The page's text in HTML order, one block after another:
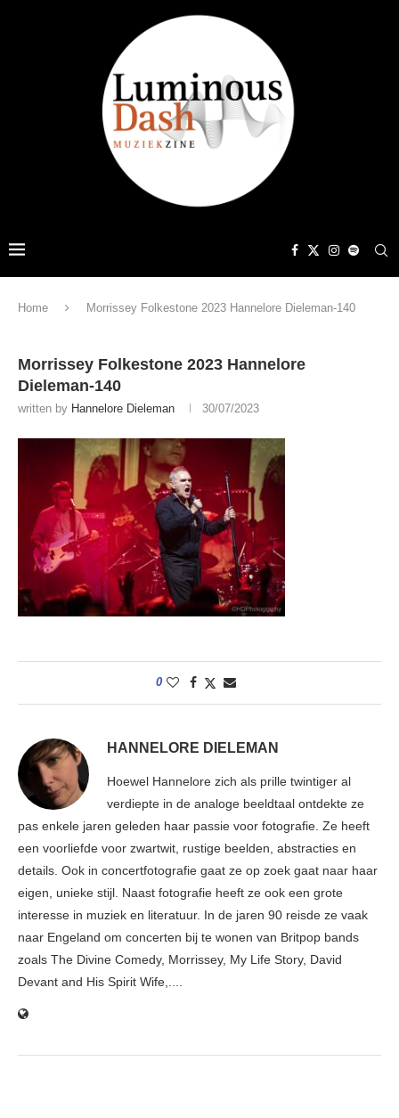
Home Morrissey Folkestone 2023 Hannelore Dieleman-140
Morrissey Folkestone 2023 Hannelore
Dieleman-140
written by Hannelore Dieleman 30/07/2023
0
HANNELORE DIELEMAN
Hoewel Hannelore zich als prille twintiger al
verdiepte in de analoge beeldtaal ontdekte ze
pas enkele jaren geleden haar passie voor fotografie. Ze heeft
een voorliefde voor zwartwit, rustige beelden, abstracties en
details. Ook in concertfotografie gaat ze op zoek gaat naar haar
eigen, unieke stijl. Naast fotografie heeft ze ook een grote
interesse in muziek en literatuur. In de jaren 90 reisde ze vaak
naar Engeland om concerten bij te wonen van Britpop bands
zoals The Divine Comedy, Morrissey, My Life Story, David
Devant and His Spirit Wife,....